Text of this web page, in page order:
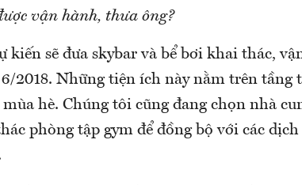
vận hành, thưa ông?
kiến sẽ đưa skybar và bể bơi khai thác,
2018. Những tiện ích này nằm trên tầng
mùa hè. Chúng tôi cũng đang chọn nhà
phòng tập gym để đồng bộ với các